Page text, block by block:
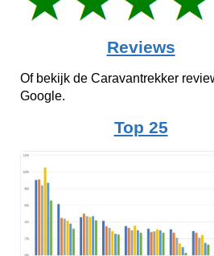
Reviews
Of bekijk de Caravantrekker
Google.
Top 25